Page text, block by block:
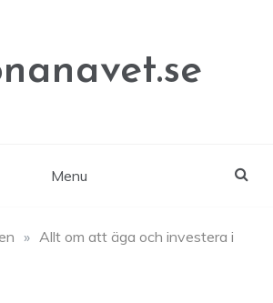
Menu
» Allt om att äga och investera i